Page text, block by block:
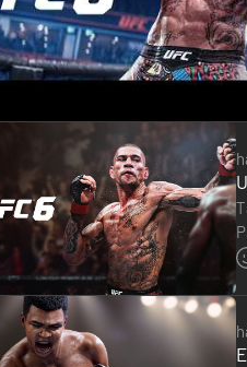
inclui compras opcionais no jogo
condições e restrições.